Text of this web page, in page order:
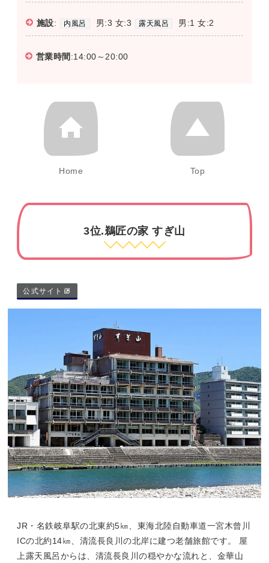
施設: 内風呂 男:3 女:3 露天風呂 男:1 女:2
営業時間 :14:00～20:00
Home Top
3位.鵜匠の家 すぎ山
公式サイト
JR・名鉄岐阜駅の北東約5㎞、東海北陸自動車道一宮木曾川
ICの北約14㎞、清流長良川の北岸に建つ老舗旅館です。 屋
上露天風呂からは、清流長良川の穏やかな流れと、金華山